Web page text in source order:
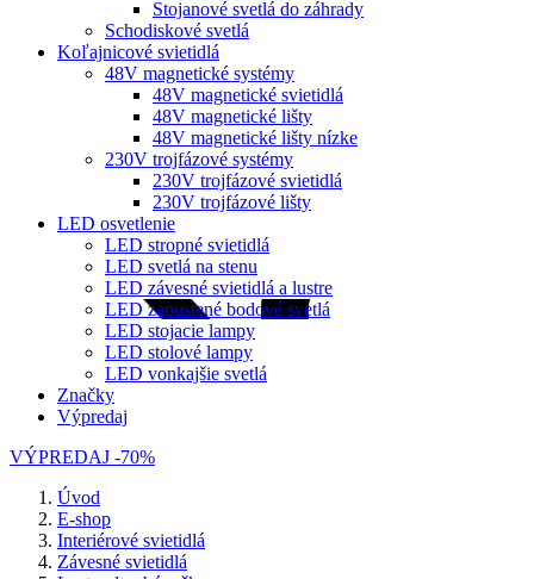
Stojanové svetlá do záhrady
Schodiskové svetlá
Koľajnicové svietidlá
48V magnetické systémy
48V magnetické svietidlá
48V magnetické lišty
48V magnetické lišty nízke
230V trojfázové systémy
230V trojfázové svietidlá
230V trojfázové lišty
LED osvetlenie
LED stropné svietidlá
LED svetlá na stenu
LED závesné svietidlá a lustre
LED zapustené bodové svetlá
LED stojacie lampy
LED stolové lampy
LED vonkajšie svetlá
Značky
Výpredaj
VÝPREDAJ -70%
Úvod
E-shop
Interiérové svietidlá
Závesné svietidlá